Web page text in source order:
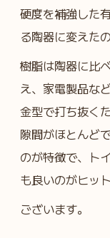
硬度を補強した
る陶器に変えた
樹脂は陶器に比
え、家電製品な
金型で打ち抜く
隙間がほとんど
のが特徴で、ト
も良いのがヒッ
ございます。